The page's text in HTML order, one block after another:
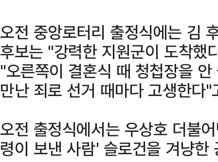
오전 중앙로터리 출정식에는 김
후보는 "강력한 지원군이 도착했
"오른쪽이 결혼식 때 청첩장을
만난 죄로 선거 때마다 고생한다"
오전 출정식에서는 우상호 더불
령이 보낸 사람' 슬로건을 겨냥한